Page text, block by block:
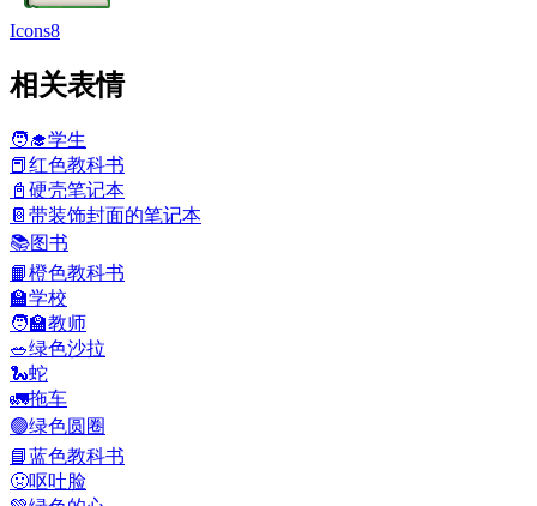
Icons8
相关表情
🧑‍🎓学生
📕 红色教科书
📓 硬壳笔记本
📔 带装饰封面的笔记本
📚图书
📙橙色教科书
🏫学校
🧑‍🏫教师
🥗绿色沙拉
🐍蛇
🚛拖车
🟢绿色圆圈
📘蓝色教科书
🤢呕吐脸